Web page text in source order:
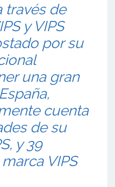
través de
y VIPS
por su
una gran
cuenta
de su
y 39
VIPS